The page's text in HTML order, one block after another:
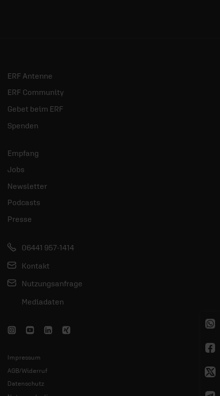
ERF Antenne
ERF Community
Gebet beim ERF
Spenden
Empfang
Jobs
Newsletter
Podcasts
Presse
06441 957-1414
Kontakt
Nutzungsanfrage
Mediadaten
Impressum
AGB/Widerruf
Datenschutz